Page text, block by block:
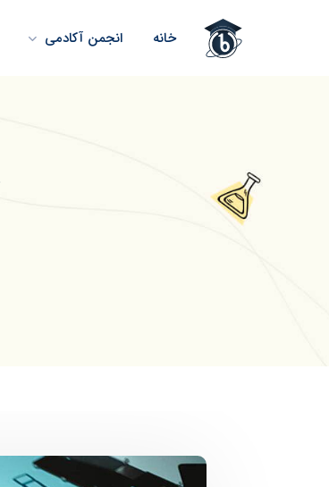
خانه انجمن آکادمی